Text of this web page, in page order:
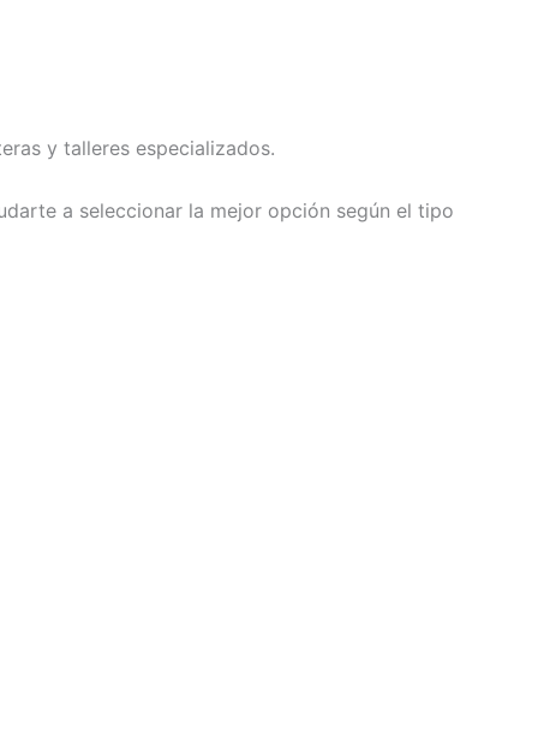
y talleres especializados.
a seleccionar la mejor opción según el tipo